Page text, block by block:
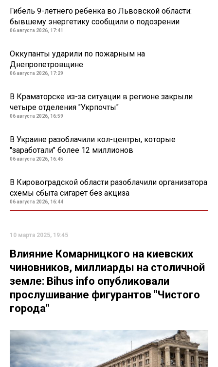
Гибель 9-летнего ребенка во Львовской области:
бывшему энергетику сообщили о подозрении
06 августа 2026, 17:41
Оккупанты ударили по пожарным на
Днепропетровщине
06 августа 2026, 17:29
В Краматорске из-за ситуации в регионе закрыли
четыре отделения "Укрпочты"
06 августа 2026, 16:59
В Украине разоблачили кол-центры, которые
"заработали" более 12 миллионов
06 августа 2026, 16:45
В Кировоградской области разоблачили организатора
схемы сбыта сигарет без акциза
06 августа 2026, 16:44
10 марта 2025, 19:45
Влияние Комарницкого на киевских
чиновников, миллиарды на столичной
земле: Bihus info опубликовали
прослушивание фигурантов "Чистого
города"